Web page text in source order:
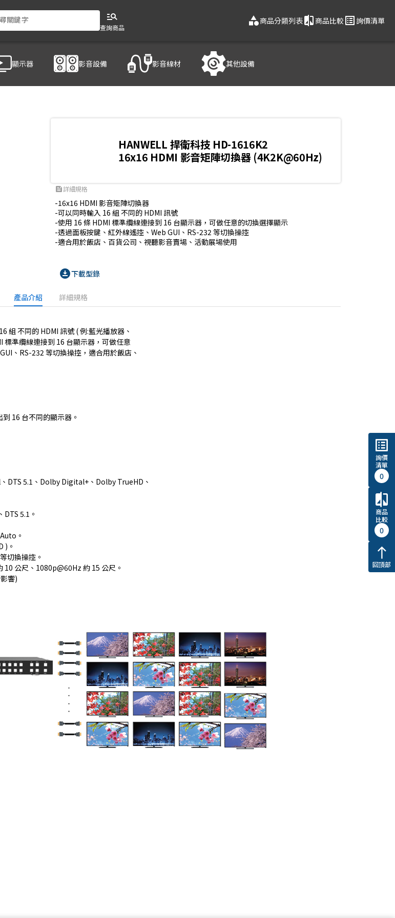
關鍵字 manage_search
查詢商品
category商品分類列表compare商品比較 list_alt 詢價清單
顯示器 影音設備 影音線材 其他設備
HANWELL 捍衛科技 HD-1616K2
16x16 HDMI 影音矩陣切換器 (4K2K@60Hz)
feed詳細規格
-16x16 HDMI 影音矩陣切換器
-可以同時輸入 16 組 不同的 HDMI 訊號
-使用 16 條 HDMI 標準纜線連接到 16 台顯示器，可做任意的切換選擇顯示
-透過面板按鍵、紅外線遙控、Web GUI、RS-232 等切換操控
-適合用於飯店、百貨公司、視聽影音賣場、活動展場使用
download_for_offline下載型錄
產品介紹 詳細規格
組 不同的 HDMI 訊號 ( 例:藍光播放器、
標準纜線連接到 16 台顯示器，可做任意
、RS-232 等切換操控，適合用於飯店、
16 台不同的顯示器。
DTS 5.1、Dolby Digital+、Dolby TrueHD、
5.1。
。
)。
切換操控。
公尺、1080p@60Hz 約 15 公尺。
響)
list_alt
詢價
清單
0
compare
商品
比較
0
north
回頂部